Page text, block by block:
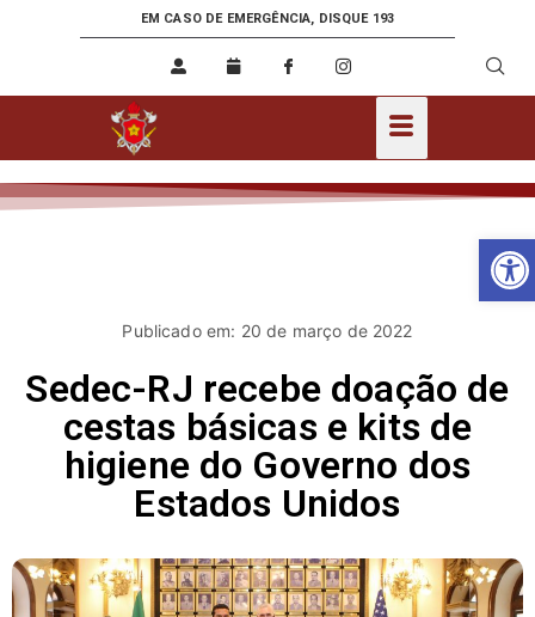
EM CASO DE EMERGÊNCIA, DISQUE 193
Publicado em: 20 de março de 2022
Sedec-RJ recebe doação de
cestas básicas e kits de
higiene do Governo dos
Estados Unidos